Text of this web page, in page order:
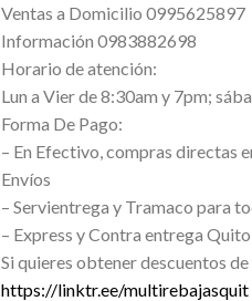
Ventas a Domicilio 0995625897
Información 0983882698
Horario de atención:
Lun a Vier de 8:30am y 7pm;
Forma De Pago:
– En Efectivo, compras directas
Envíos
– Servientrega y Tramaco para
– Express y Contra entrega Quito
Si quieres obtener descuentos
https://linktr.ee/multirebajasquit